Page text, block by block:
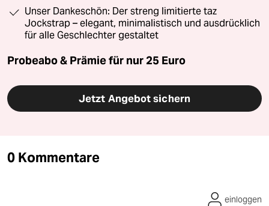
Unser Dankeschön: Der streng limitierte taz
Jockstrap – elegant, minimalistisch und ausdrücklich
für alle Geschlechter gestaltet
Probeabo & Prämie für nur 25 Euro
Jetzt Angebot sichern
0 Kommentare
einloggen